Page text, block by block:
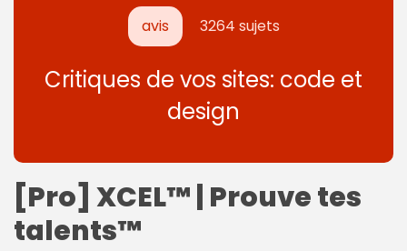
avis 3264 sujets
Critiques de vos sites: code et
design
[Pro] XCEL™ | Prouve tes
talents™